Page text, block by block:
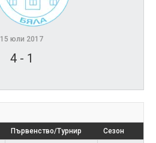
15 юли 2017
4- 1
Първенство/Турнир Сезон